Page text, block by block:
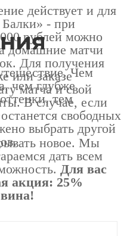
действует и для
Балки» - при
рублей можно
домашние матчи
Для получения
или заказе
матча и свой
В случае, если
свободных
выбрать другой
Чем
чем глубже
тем
новое. Мы
дать всем
Для вас
акция: 25%